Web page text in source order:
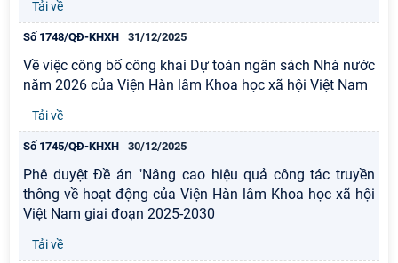
Tải về
Số 1748/QĐ-KHXH 31/12/2025
Về việc công bố công khai Dự toán ngân sách Nhà nước
năm 2026 của Viện Hàn lâm Khoa học xã hội Việt Nam
Tải về
Số 1745/QĐ-KHXH 30/12/2025
Phê duyệt Đề án "Nâng cao hiệu quả công tác truyền
thông về hoạt động của Viện Hàn lâm Khoa học xã hội
Việt Nam giai đoạn 2025-2030
Tải về